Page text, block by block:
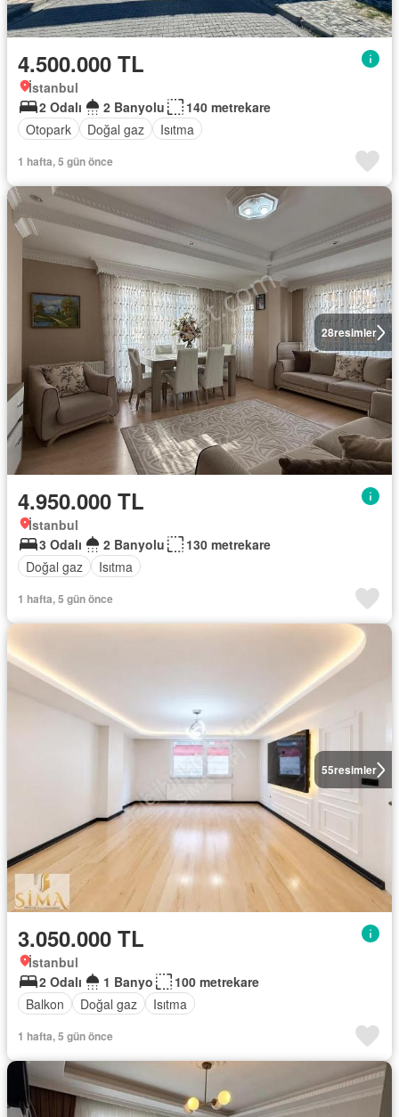
4.500.000 TL
İstanbul
2 Odalı
2 Banyolu
140 metrekare
Otopark
Doğal gaz Isıtma
1 hafta, 5 gün önce
28resimler
4.950.000 TL
İstanbul
3 Odalı
2 Banyolu
130 metrekare
Doğal gaz
Isıtma
1 hafta, 5 gün önce
55resimler
3.050.000 TL
İstanbul
2 Odalı
1 Banyo
100 metrekare
Balkon
Doğal gaz Isıtma
1 hafta, 5 gün önce